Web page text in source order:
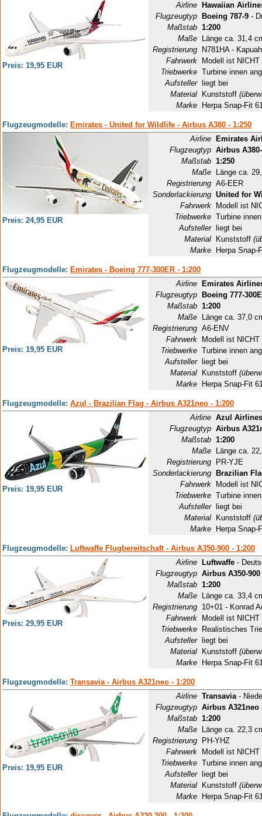
Preis: 19,95 EUR
Airline
Hawaiian
Flugzeugtyp
Boeing 787-9 -
Maßstab 1:200
Maße
Länge ca. 31,4
Registrierung
N781HA -
Fahrwerk
Modell ist
Triebwerke Turbine innen
Aufsteller
liegt bei
Material
Kunststoff
Marke
Herpa Snap-Fit
Flugzeugmodelle: Emirates - United for Wildlife - Airbus A380 - 1:250
Preis: 24,95 EUR
Airline
Emirates
Flugzeugtyp Airbus
Maßstab 1:250
Maße
Länge ca.
Registrierung A6-EER
Sonderlackierung United for
Fahrwerk
Modell ist
Triebwerke Turbine
Aufsteller
liegt bei
Material
Kunststoff
Marke
Herpa Snap-
Flugzeugmodelle: Emirates - Boeing 777-300ER - 1:200
Preis: 19,95 EUR
Airline
Emirates
Flugzeugtyp
Boeing 777-
Maßstab 1:200
Maße
Länge ca. 37,0
Registrierung A6-ENV
Fahrwerk
Modell ist
Triebwerke Turbine innen
Aufsteller
liegt bei
Material
Kunststoff
Marke
Herpa Snap-Fit
Flugzeugmodelle: Azul - Brazilian Flag - Airbus A321neo - 1:200
Preis: 19,95 EUR
Airline Azul Airlines
Flugzeugtyp Airbus
Maßstab 1:200
Maße
Länge ca.
Registrierung
PR-YJE
Sonderlackierung
Brazilian
Fahrwerk
Modell ist
Triebwerke Turbine
Aufsteller
liegt bei
Material
Kunststoff
Marke
Herpa Snap-
Flugzeugmodelle: Luftwaffe Flugbereitschaft - Airbus A350-900 - 1:200
Preis: 29,95 EUR
Airline Luftwaffe -
Flugzeugtyp Airbus A350-900
Maßstab 1:200
Maße
Länge ca. 33,4
Registrierung 10+01 - Konrad
Fahrwerk
Modell ist
Triebwerke
Realistisches
Aufsteller
liegt bei
Material
Kunststoff
Marke
Herpa Snap-Fit
Flugzeugmodelle: Transavia - Airbus A321neo - 1:200
Preis: 19,95 EUR
Airline Transavia-
Flugzeugtyp Airbus A321neo
Maßstab 1:200
Maße
Länge ca. 22,3
Registrierung
PH-YHZ
Fahrwerk
Modell ist
Triebwerke Turbine innen
Aufsteller
liegt bei
Material
Kunststoff
Marke
Herpa Snap-Fit